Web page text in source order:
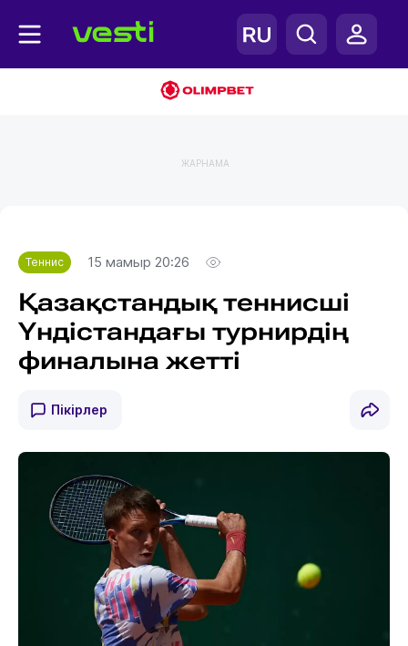
ЖАРНАМА
Теннис 15 мамыр 20:26
Қазақстандық теннисші
Үндістандағы турнирдің
финалына жетті
Пікірлер